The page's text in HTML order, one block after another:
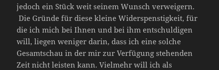
jedoch ein Stück weit seinem Wunsch verweigern.
Die Gründe für diese kleine Widerspenstigkeit, für
die ich mich bei Ihnen und bei ihm entschuldigen
will, liegen weniger darin, dass ich eine solche
Gesamtschau in der mir zur Verfügung stehenden
Zeit nicht leisten kann. Vielmehr will ich als